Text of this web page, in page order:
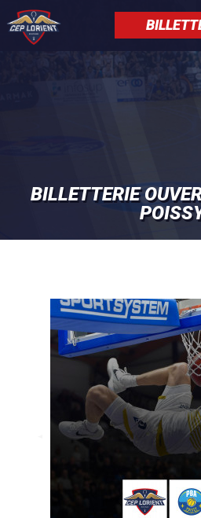
au
contenu
principal
BILLETTERIE
Panneau de gestion des cookies